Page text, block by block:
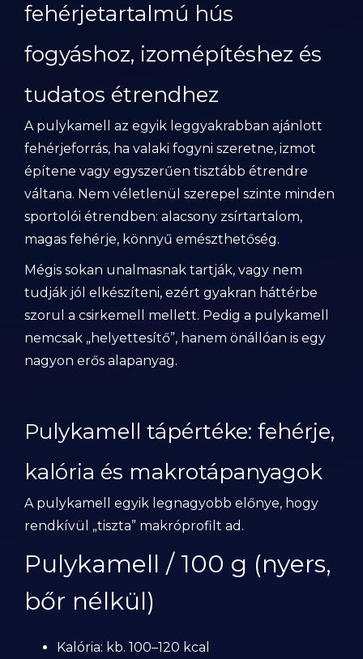
fehérjetartalmú hús
fogyáshoz, izomépítéshez és
tudatos étrendhez
A pulykamell az egyik leggyakrabban ajánlott
fehérjeforrás, ha valaki fogyni szeretne, izmot
építene vagy egyszerűen tisztább étrendre
váltana. Nem véletlenül szerepel szinte minden
sportolói étrendben: alacsony zsírtartalom,
magas fehérje, könnyű emészthetőség.
Mégis sokan unalmasnak tartják, vagy nem
tudják jól elkészíteni, ezért gyakran háttérbe
szorul a csirkemell mellett. Pedig a pulykamell
nemcsak „helyettesítő”, hanem önállóan is egy
nagyon erős alapanyag.
Pulykamell tápértéke: fehérje,
kalória és makrotápanyagok
A pulykamell egyik legnagyobb előnye, hogy
rendkívül „tiszta” makróprofilt ad.
Pulykamell / 100 g (nyers,
bőr nélkül)
Kalória: kb. 100–120 kcal